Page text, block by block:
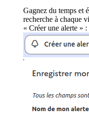
Gagnez du temps et
recherche à chaque
« Créer une alerte » :